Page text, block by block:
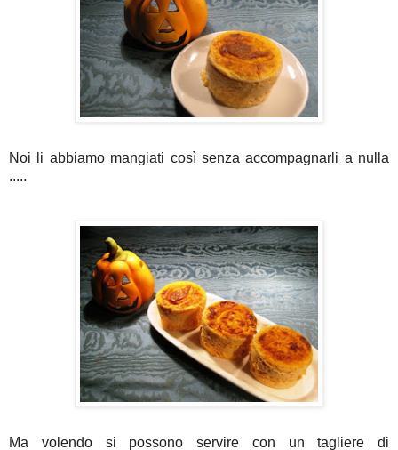
Noi li abbiamo mangiati così senza accompagnarli a nulla
.....
Ma volendo si possono servire con un tagliere di